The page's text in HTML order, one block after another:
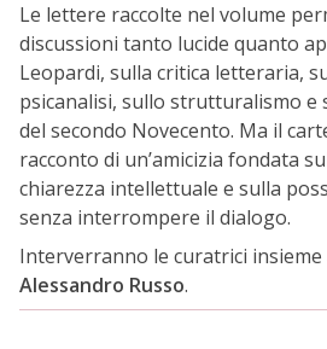
Le lettere raccolte nel volume
discussioni tanto lucide quanto
Leopardi, sulla critica letteraria,
psicanalisi, sullo strutturalismo e
del secondo Novecento. Ma il
racconto di un’amicizia fondata
chiarezza intellettuale e sulla
senza interrompere il dialogo.
Interverranno le curatrici insieme
Alessandro Russo.